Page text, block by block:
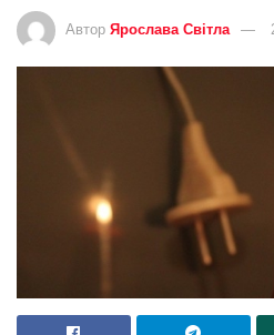
Автор Ярослава Світла